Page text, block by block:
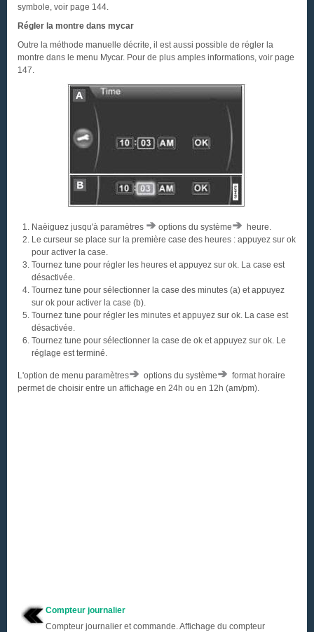
symbole, voir page 144.
Régler la montre dans mycar
Outre la méthode manuelle décrite, il est aussi possible de régler la
montre dans le menu Mycar. Pour de plus amples informations, voir page
147.
Naèiguez jusqu'à paramètres options du système
heure.
Le curseur se place sur la première case des heures : appuyez sur ok
pour activer la case.
Tournez tune pour régler les heures et appuyez sur ok. La case est
désactivée.
Tournez tune pour sélectionner la case des minutes (a) et appuyez
sur ok pour activer la case (b).
Tournez tune pour régler les minutes et appuyez sur ok. La case est
désactivée.
Tournez tune pour sélectionner la case de ok et appuyez sur ok. Le
réglage est terminé.
L'option de menu paramètres options du système
format horaire
permet de choisir entre un affichage en 24h ou en 12h (am/pm).
Compteur journalier
Compteur journalier et commande. Affichage du compteur